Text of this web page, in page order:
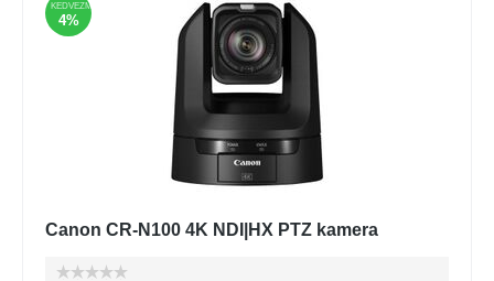
KEDVEZMÉNY
4%
Canon CR-N100 4K NDI|HX PTZ kamera